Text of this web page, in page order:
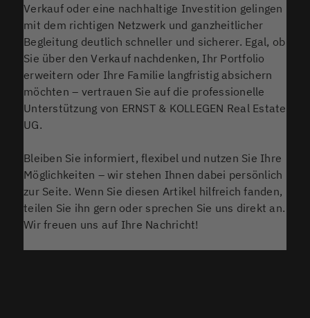
Verkauf oder eine nachhaltige Investition gelingen
mit dem richtigen Netzwerk und ganzheitlicher
Begleitung deutlich schneller und sicherer. Egal, ob
Sie über den Verkauf nachdenken, Ihr Portfolio
erweitern oder Ihre Familie langfristig absichern
möchten – vertrauen Sie auf die professionelle
Unterstützung von ERNST & KOLLEGEN Real Estate
UG.
Bleiben Sie informiert, flexibel und nutzen Sie Ihre
Möglichkeiten – wir stehen Ihnen dabei persönlich
zur Seite. Wenn Sie diesen Artikel hilfreich fanden,
teilen Sie ihn gern oder sprechen Sie uns direkt an.
Wir freuen uns auf Ihre Nachricht!